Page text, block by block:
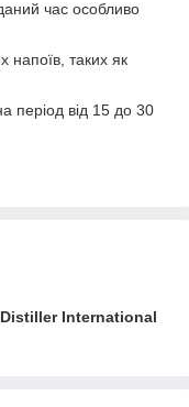
час особливо
напоїв, таких як
період від 15 до 30
International